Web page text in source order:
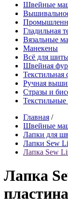
Швейные
Гладильная
Вязальные
Манекены
Всё для
Швейная
Текстильная
Ручная
Стразы и
Главная /
Швейные
Лапки для
Лапки Sew
Лапка Sew
Лапка